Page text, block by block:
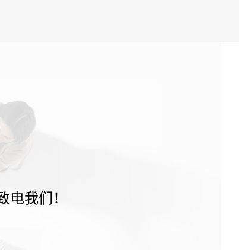
我们！